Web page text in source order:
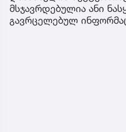
მსჯავრდებულია ანი
გავრცელებულ